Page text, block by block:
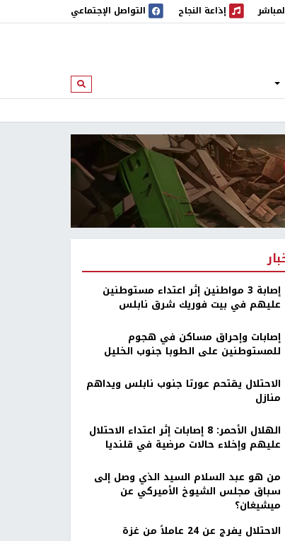
إذاعة النجاح
إذاعة النجاح التواصل الإجتماعي
ابحث
إصابة 3 مواطنين إثر اعتداء مستوطنين
عليهم في بيت فوريك شرق نابلس
إصابات وإحراق مساكن في هجوم
للمستوطنين على الطوبا جنوب الخليل
الاحتلال يقتحم عورتا جنوب نابلس ويداهم
منازل
الهلال الأحمر: 8 إصابات إثر اعتداء الاحتلال
عليهم وإخلاء حالات مرضية في قلنديا
من هو عبد السلام السيد الذي وصل إلى
سباق مجلس الشيوخ الأميركي عن
ميشيغان؟
الاحتلال يفرج عن 24 عاملاً من غزة